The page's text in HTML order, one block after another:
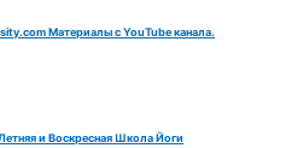
Материалы с YouTube канала.
и Воскресная Школа Йоги